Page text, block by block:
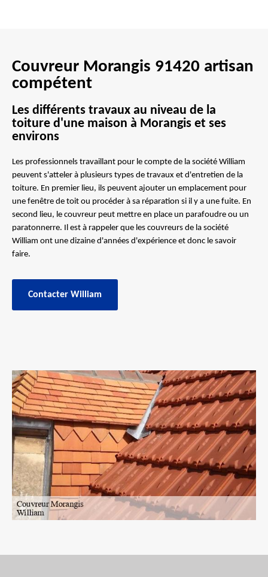
Couvreur Morangis 91420 artisan
compétent
Les différents travaux au niveau de la
toiture d'une maison à Morangis et ses
environs
Les professionnels travaillant pour le compte de la société William
peuvent s'atteler à plusieurs types de travaux et d'entretien de la
toiture. En premier lieu, ils peuvent ajouter un emplacement pour
une fenêtre de toit ou procéder à sa réparation si il y a une fuite. En
second lieu, le couvreur peut mettre en place un parafoudre ou un
paratonnerre. Il est à rappeler que les couvreurs de la société
William ont une dizaine d'années d'expérience et donc le savoir
faire.
Contacter William